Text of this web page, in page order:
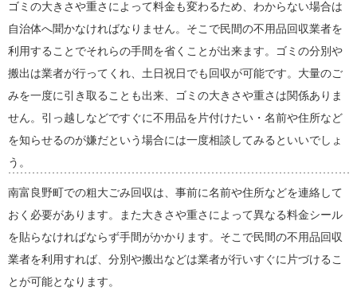
ゴミの大きさや重さによって料金も変わるため、わからない場合は
自治体へ聞かなければなりません。そこで民間の不用品回収業者を
利用することでそれらの手間を省くことが出来ます。ゴミの分別や
搬出は業者が行ってくれ、土日祝日でも回収が可能です。大量のご
みを一度に引き取ることも出来、ゴミの大きさや重さは関係ありま
せん。引っ越しなどですぐに不用品を片付けたい・名前や住所など
を知らせるのが嫌だという場合には一度相談してみるといいでしょ
う。
南富良野町での粗大ごみ回収は、事前に名前や住所などを連絡して
おく必要があります。また大きさや重さによって異なる料金シール
を貼らなければならず手間がかかります。そこで民間の不用品回収
業者を利用すれば、分別や搬出などは業者が行いすぐに片づけるこ
とが可能となります。